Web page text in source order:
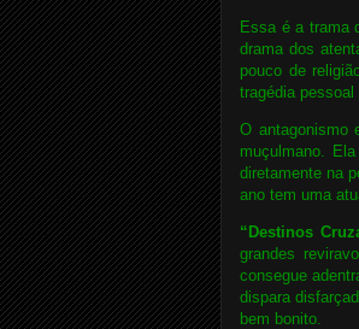
Essa é a trama
drama dos
pouco de
tragédia
O antagonismo
muçulmano.
diretamente na
ano tem uma
“Destinos
grandes
consegue
dispara
bem bonito.